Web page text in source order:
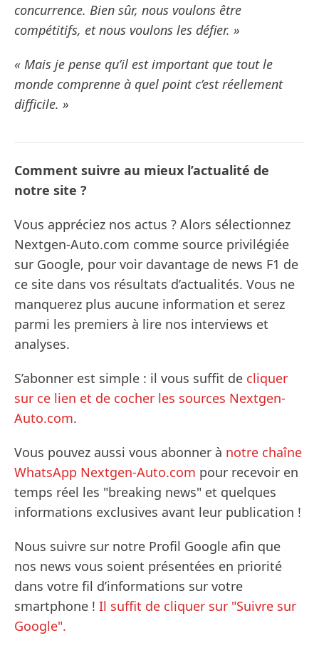
concurrence. Bien sûr, nous voulons être
compétitifs, et nous voulons les défier. »
« Mais je pense qu’il est important que tout le
monde comprenne à quel point c’est réellement
difficile. »
Comment suivre au mieux l’actualité de
notre site ?
Vous appréciez nos actus ? Alors sélectionnez
Nextgen-Auto.com comme source privilégiée
sur Google, pour voir davantage de news F1 de
ce site dans vos résultats d’actualités. Vous ne
manquerez plus aucune information et serez
parmi les premiers à lire nos interviews et
analyses.
S’abonner est simple : il vous suffit de cliquer
sur ce lien et de cocher les sources Nextgen-
Auto.com.
Vous pouvez aussi vous abonner à notre chaîne
WhatsApp Nextgen-Auto.com pour recevoir en
temps réel les "breaking news" et quelques
informations exclusives avant leur publication !
Nous suivre sur notre Profil Google afin que
nos news vous soient présentées en priorité
dans votre fil d’informations sur votre
smartphone ! Il suffit de cliquer sur "Suivre sur
Google".